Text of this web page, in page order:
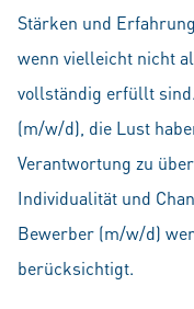
Stärken und
wenn vielleicht nicht
vollständig erfüllt
(m/w/d), die Lust
Verantwortung zu
Individualität und
Bewerber (m/w/d)
berücksichtigt.